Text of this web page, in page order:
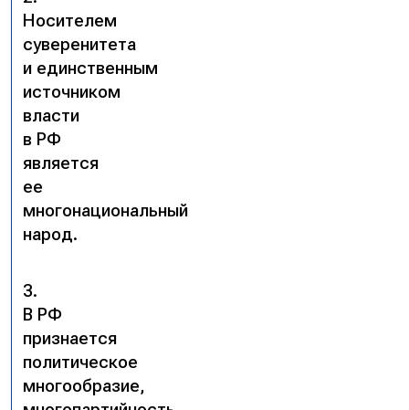
Носителем
суверенитета
и единственным
источником
власти
в РФ
является
ее
многонациональный
народ.
3.
В РФ
признается
политическое
многообразие,